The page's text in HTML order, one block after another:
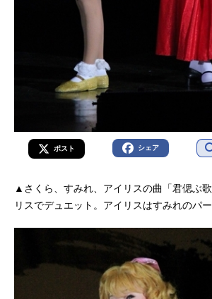
ポスト シェア
▲さくら、すみれ、アイリスの曲「君偲ぶ
リスでデュエット。アイリスはすみれのパ